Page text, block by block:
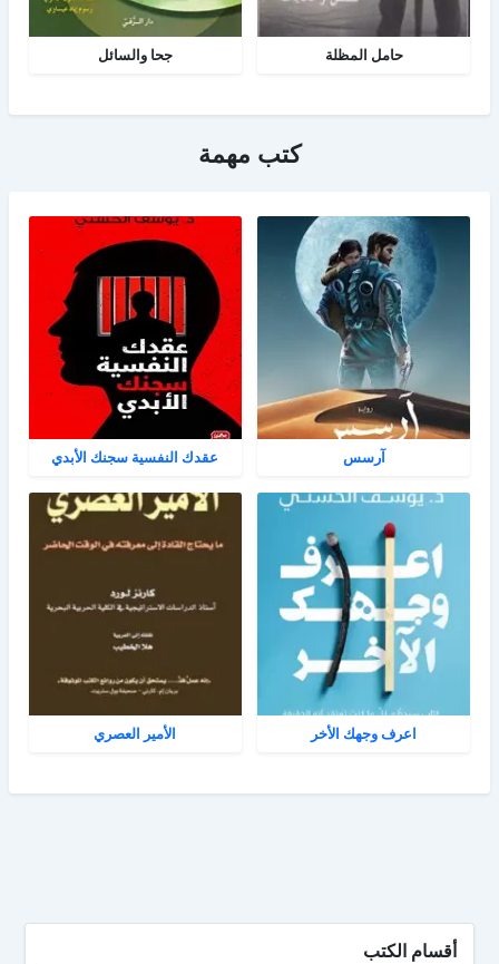
حامل المظلة جحا والسائل
كتب مهمة
آرسس عقدك النفسية سجنك الأبدي
اعرف وجهك الأخر الأمير العصري
أقسام الكتب